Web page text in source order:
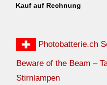
Kauf auf Rechnung
Photobatterie.ch
Beware of the Beam –
Stirnlampen